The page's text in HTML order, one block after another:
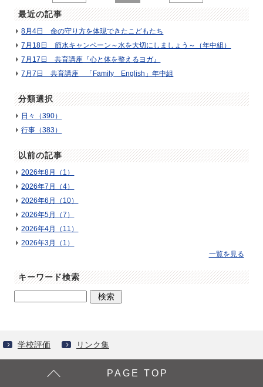
最近の記事
8月4日 命の守り方を体現できたこどもたち
7月18日 節水キャンペーン～水を大切にしましょう～（年中組）
7月17日 共育講座『心と体を整えるヨガ』
7月7日 共育講座 「Family English」年中組
分類選択
日々（390）
行事（383）
以前の記事
2026年8月（1）
2026年7月（4）
2026年6月（10）
2026年5月（7）
2026年4月（11）
2026年3月（1）
一覧を見る
キーワード検索
学校評価 リンク集
PAGE TOP